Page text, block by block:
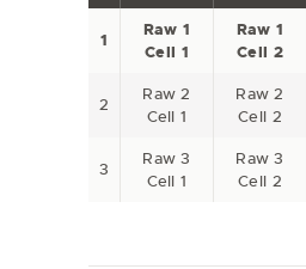
1
Raw 1
Cell 1
Raw 1
Cell 2
2
Raw 2
Cell 1
Raw 2
Cell 2
3
Raw 3
Cell 1
Raw 3
Cell 2